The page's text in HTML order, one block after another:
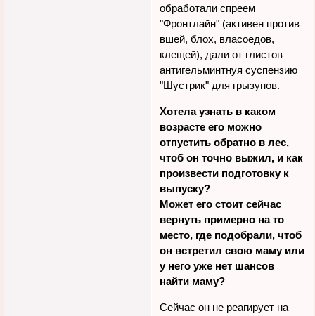
обработали спреем
"Фронтлайн" (активен против
вшей, блох, власоедов,
клещей), дали от глистов
антигельминтнуя суспензию
"Шустрик" для грызунов.
Хотела узнать в каком
возрасте его можно
отпустить обратно в лес,
чтоб он точно выжил, и как
произвести подготовку к
выпуску?
Может его стоит сейчас
вернуть примерно на то
место, где подобрали, чтоб
он встретил свою маму или
у него уже нет шансов
найти маму?
Сейчас он не реагирует на